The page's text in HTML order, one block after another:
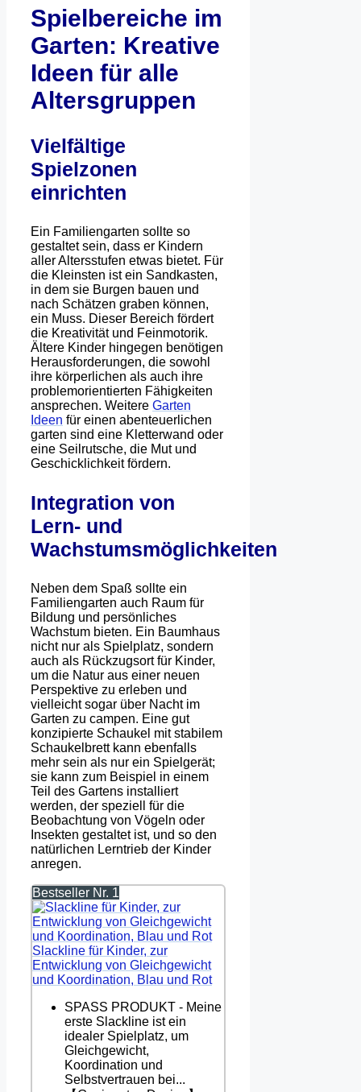
Spielbereiche im
Garten: Kreative
Ideen für alle
Altersgruppen
Vielfältige
Spielzonen
einrichten
Ein Familiengarten sollte so
gestaltet sein, dass er Kindern
aller Altersstufen etwas bietet. Für
die Kleinsten ist ein Sandkasten,
in dem sie Burgen bauen und
nach Schätzen graben können,
ein Muss. Dieser Bereich fördert
die Kreativität und Feinmotorik.
Ältere Kinder hingegen benötigen
Herausforderungen, die sowohl
ihre körperlichen als auch ihre
problemorientierten Fähigkeiten
ansprechen. Weitere Garten
Ideen für einen abenteuerlichen
garten sind eine Kletterwand oder
eine Seilrutsche, die Mut und
Geschicklichkeit fördern.
Integration von
Lern- und
Wachstumsmöglichkeiten
Neben dem Spaß sollte ein
Familiengarten auch Raum für
Bildung und persönliches
Wachstum bieten. Ein Baumhaus
nicht nur als Spielplatz, sondern
auch als Rückzugsort für Kinder,
um die Natur aus einer neuen
Perspektive zu erleben und
vielleicht sogar über Nacht im
Garten zu campen. Eine gut
konzipierte Schaukel mit stabilem
Schaukelbrett kann ebenfalls
mehr sein als nur ein Spielgerät;
sie kann zum Beispiel in einem
Teil des Gartens installiert
werden, der speziell für die
Beobachtung von Vögeln oder
Insekten gestaltet ist, und so den
natürlichen Lerntrieb der Kinder
anregen.
Bestseller Nr. 1
Slackline für Kinder, zur
Entwicklung von Gleichgewicht
und Koordination, Blau und Rot
SPASS PRODUKT - Meine
erste Slackline ist ein
idealer Spielplatz, um
Gleichgewicht,
Koordination und
Selbstvertrauen bei...